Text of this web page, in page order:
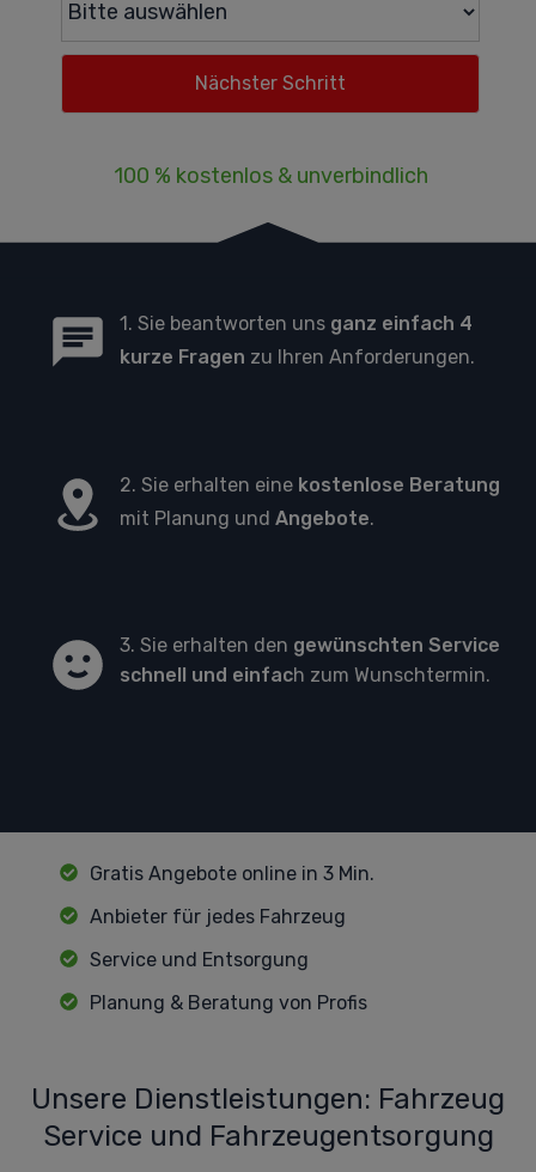
100 % kostenlos & unverbindlich
1. Sie beantworten uns ganz einfach 4
kurze Fragen zu Ihren Anforderungen.
2. Sie erhalten eine kostenlose Beratung
mit Planung und Angebote.
3. Sie erhalten den gewünschten Service
schnell und einfach zum Wunschtermin.
Gratis Angebote online in 3 Min.
Anbieter für jedes Fahrzeug
Service und Entsorgung
Planung & Beratung von Profis
Unsere Dienstleistungen: Fahrzeug
Service und Fahrzeugentsorgung